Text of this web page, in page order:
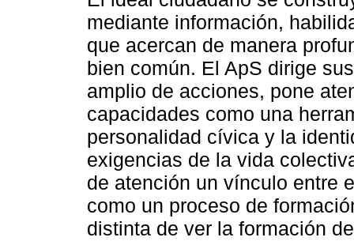
mediante información,
que acercan de manera
bien común. El ApS dirige
amplio de acciones, pone
capacidades como una
personalidad cívica y la
exigencias de la vida
de atención un vínculo entre
como un proceso de
distinta de ver la formación